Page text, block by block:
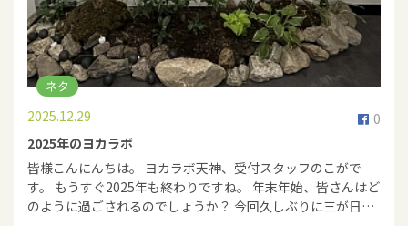
ネタ
0
2025.12.29
2025年のヨカラボ
皆様こんにんちは。 ヨカラボ天神、受付スタッフのこがで
す。 もうすぐ2025年も終わりですね。 年末年始、皆さんはど
のように過ごされるのでしょうか？ 今回久しぶりに三が日…